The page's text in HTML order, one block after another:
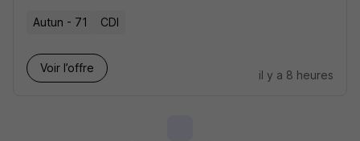
Autun - 71 CDI
Voir l’offre
il y a 8 heures